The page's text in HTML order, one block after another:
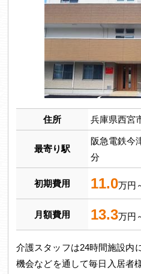
住所 兵庫県西宮
最寄り駅
阪急電鉄今
分
初期費用 11.0万円
月額費用 13.3万円
介護スタッフは24時間施設内
機会などを通して毎日入居者